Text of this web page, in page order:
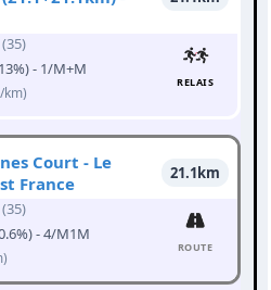
(35)
- 1/M+M
km)
RELAIS
Court - Le
France
21.1km
(35)
- 4/M1M
ROUTE